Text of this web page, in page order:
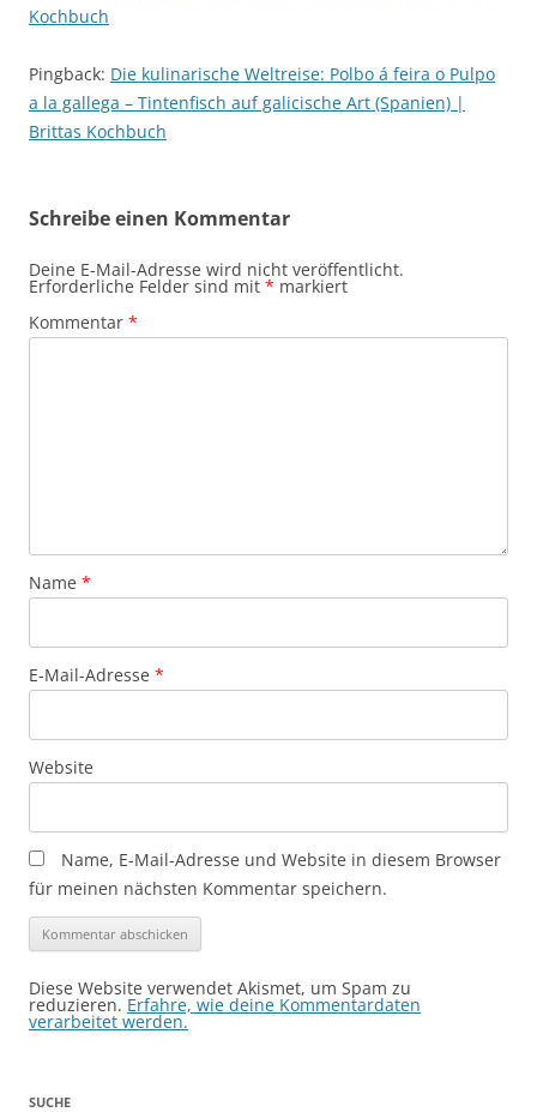
Kochbuch
Pingback: Die kulinarische Weltreise: Polbo á feira o Pulpo
a la gallega – Tintenfisch auf galicische Art (Spanien) |
Brittas Kochbuch
Schreibe einen Kommentar
Deine E-Mail-Adresse wird nicht veröffentlicht.
Erforderliche Felder sind mit * markiert
Kommentar *
Name *
E-Mail-Adresse *
Website
Name, E-Mail-Adresse und Website in diesem Browser
für meinen nächsten Kommentar speichern.
Diese Website verwendet Akismet, um Spam zu
reduzieren. Erfahre, wie deine Kommentardaten
verarbeitet werden.
SUCHE